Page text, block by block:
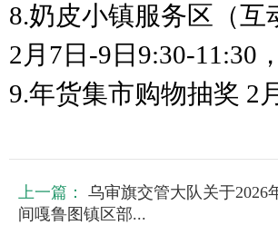
8.奶皮小镇服务区（互
2月7日-9日9:30-11:30
9.年货集市购物抽奖 2
上一篇：
乌审旗交管大队关于2026
间嘎鲁图镇区部...